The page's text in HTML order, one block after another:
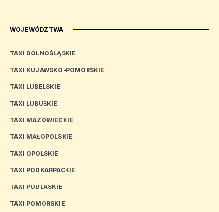
WOJEWÓDZTWA
TAXI DOLNOŚLĄSKIE
TAXI KUJAWSKO-POMORSKIE
TAXI LUBELSKIE
TAXI LUBUSKIE
TAXI MAZOWIECKIE
TAXI MAŁOPOLSKIE
TAXI OPOLSKIE
TAXI PODKARPACKIE
TAXI PODLASKIE
TAXI POMORSKIE